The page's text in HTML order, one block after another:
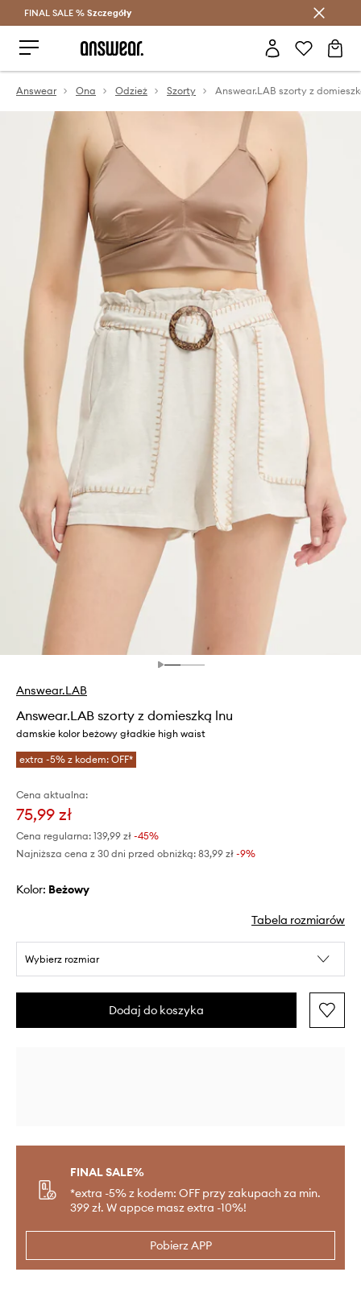
Oszczędzaj z Answear Club >
FINAL SALE % Szczegóły
Answear Ona Odzież Szorty
Answear.LAB
Answear.LAB szorty z domieszką lnu
damskie kolor beżowy gładkie high waist
extra -5% z kodem: OFF*
Cena aktualna:
75,99 zł
Cena regularna: 139,99 zł -45%
Najniższa cena z 30 dni przed obniżką: 83,99 zł -9%
Kolor: beżowy
Tabela rozmiarów
Wybierz rozmiar
Dodaj do koszyka
FINAL SALE%
*extra -5% z kodem: OFF przy zakupach za min.
399 zł. W appce masz extra -10%!
Pobierz APP